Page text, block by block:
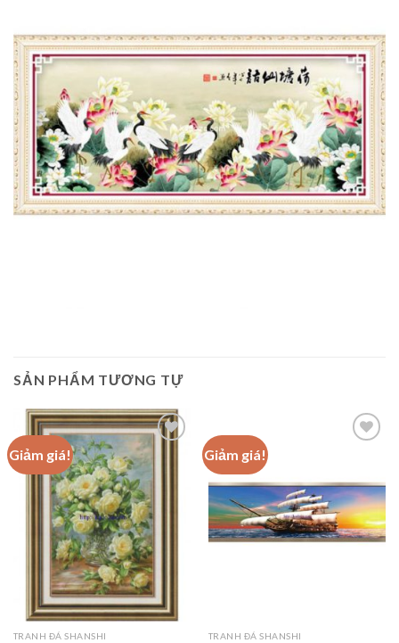
SẢN PHẨM TƯƠNG TỰ
Giảm giá!
wishlist
TRANH ĐÁ SHANSHI
Giảm giá!
Add to
wishlist
TRANH ĐÁ SHANSHI